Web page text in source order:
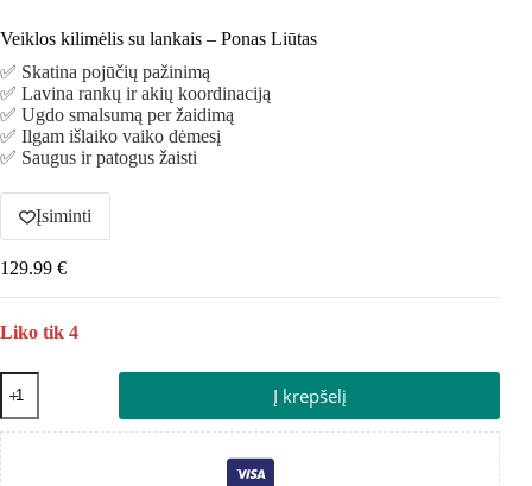
Veiklos kilimėlis su lankais – Ponas Liūtas
✅ Skatina pojūčių pažinimą
✅ Lavina rankų ir akių koordinaciją
✅ Ugdo smalsumą per žaidimą
✅ Ilgam išlaiko vaiko dėmesį
✅ Saugus ir patogus žaisti
Įsiminti
129.99 €
Liko tik 4
Į krepšelį